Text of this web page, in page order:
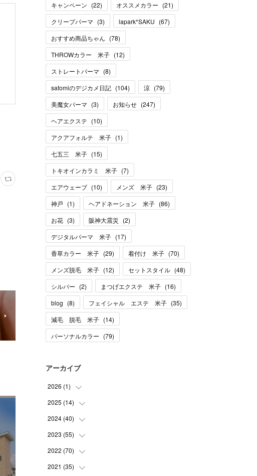
キャンペーン (22) オススメカラー (21)
クリープパーマ (3) lapark*SAKU (67)
おすすめ商品ちゃん (78)
THROWカラー 米子 (12)
ストレートパーマ (8)
satomiのデジカメ日記 (104) 涼 (79)
美魔女パーマ (3) お知らせ (247)
ヘアエクステ (10)
アクアフォルテ 米子 (1)
七五三 米子 (15)
トキオインカラミ 米子 (7)
エアウェーブ (10) メンズ 米子 (23)
神戸 (1) ヘアドネーション 米子 (86)
お花 (3) 阪神大震災 (2)
デジタルパーマ 米子 (17)
香草カラー 米子 (29) 着付け 米子 (70)
メンズ脱毛 米子 (12) セットスタイル (48)
シルバー (2) まつげエクステ 米子 (16)
blog (8) フェイシャル エステ 米子 (35)
減毛 脱毛 米子 (14)
パーソナルカラー (79)
アーカイブ
2026 (1)
(1
2025 (14)
(10
)
(1
(1
(2
2024 (40)
(1
(1
(3
2023 (55)
(2
(4
2022 (70)
(7
2021 (35)